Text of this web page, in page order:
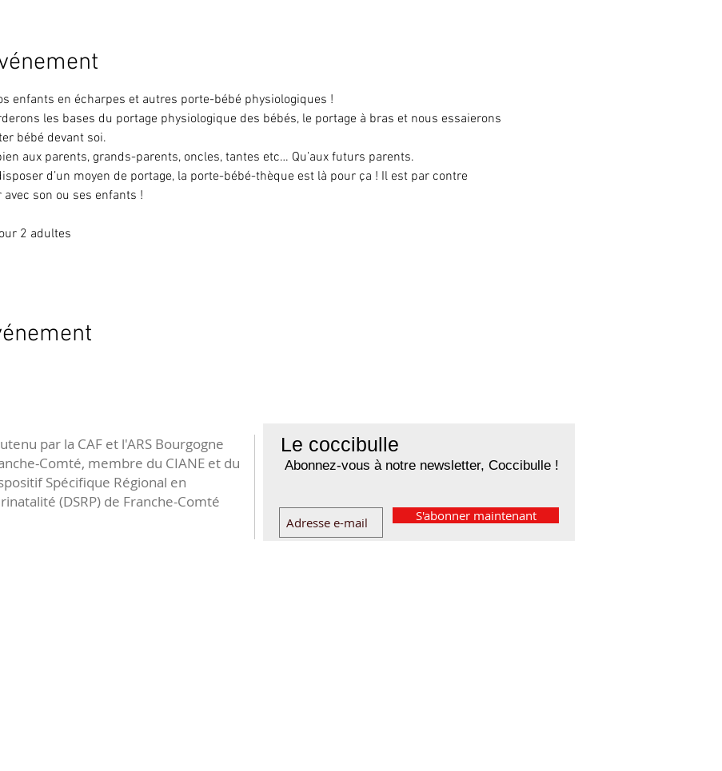
enfants en écharpes et autres porte-bébé physiologiques !
les bases du portage physiologique des bébés, le portage à bras et nous essaierons
bébé devant soi.
aux parents, grands-parents, oncles, tantes etc… Qu’aux futurs parents.
d’un moyen de portage, la porte-bébé-thèque est là pour ça ! Il est par contre
son ou ses enfants !
2 adultes
Le coccibulle
Abonnez-vous à notre newsletter, Coccibulle !
S'abonner maintenant
par la CAF et l'ARS Bourgogne
Comté, membre du CIANE et du
Spécifique Régional en
(DSRP) de Franche-Comté